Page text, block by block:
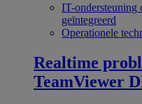
IT-ondersteuning
geïntegreerd
Operationele
Realtime
TeamViewer